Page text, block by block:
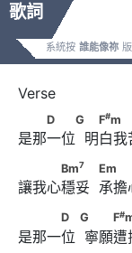
歌詞
系統按 誰能像祢
D　　G
D G F#m
是那一位  明白我
Bm7 Em
Bm7 Em
讓我心穩妥  承擔
D　      G
D G F#
是那一位  寧願